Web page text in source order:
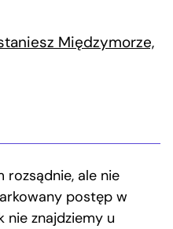
Międzymorze,
rozsądnie, ale nie
postęp w
nie znajdziemy u